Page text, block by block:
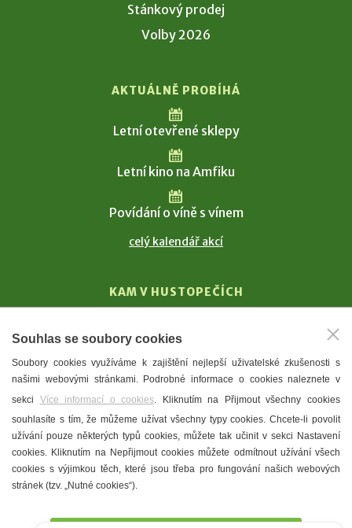
Stánkový prodej
Volby 2026
AKTUÁLNĚ PROBÍHÁ
Letní otevřené sklepy
Letní kino na Amfiku
Povídání o víně s vínem
celý kalendář akcí
KAM V HUSTOPEČÍCH
T. G. Masaryk
Mandloně
Ubytování
Restaurace
Městské muzeum a galerie
Denní meníčka
Souhlas se soubory cookies
Soubory cookies využíváme k zajištění nejlepší uživatelské zkušenosti s
našimi webovými stránkami. Podrobné informace o cookies naleznete v
sekci Více informací o cookies. Kliknutím na Přijmout všechny cookies
souhlasíte s tím, že můžeme užívat všechny typy cookies. Chcete-li povolit
užívání pouze některých typů cookies, můžete tak učinit v sekci Nastavení
cookies. Kliknutím na Nepřijmout cookies můžete odmítnout užívání všech
cookies s výjimkou těch, které jsou třeba pro fungování našich webových
stránek (tzv. „Nutné cookies“).